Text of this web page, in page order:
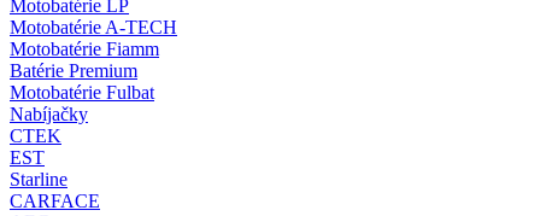
Motobatérie LP
Motobatérie A-TECH
Motobatérie Fiamm
Batérie Premium
Motobatérie Fulbat
Nabíjačky
CTEK
EST
Starline
CARFACE